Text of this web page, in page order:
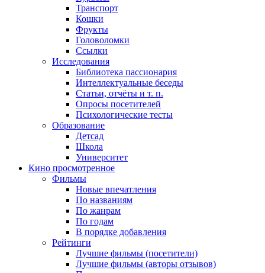
Транспорт
Кошки
Фрукты
Головоломки
Ссылки
Исследования
Библиотека пассионария
Интеллектуальные беседы
Статьи, отчёты и т. п.
Опросы посетителей
Психологические тесты
Образование
Детсад
Школа
Университет
Кино просмотренное
Фильмы
Новые впечатления
По названиям
По жанрам
По годам
В порядке добавления
Рейтинги
Лучшие фильмы (посетители)
Лучшие фильмы (авторы отзывов)